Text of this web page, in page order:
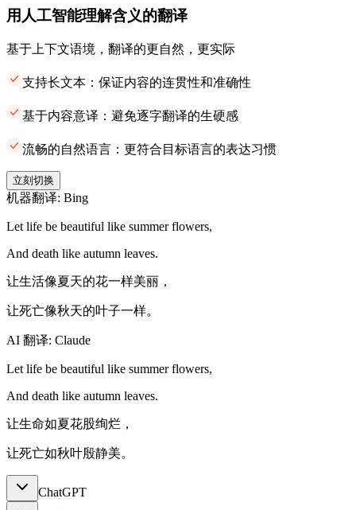
用人工智能理解含义的翻译
基于上下文语境，翻译的更自然，更实际
支持长文本：保证内容的连贯性和准确性
基于内容意译：避免逐字翻译的生硬感
流畅的自然语言：更符合目标语言的表达习惯
立刻切换
机器翻译: Bing
Let life be beautiful like summer flowers,
And death like autumn leaves.
让生活像夏天的花一样美丽，
让死亡像秋天的叶子一样。
AI 翻译: Claude
Let life be beautiful like summer flowers,
And death like autumn leaves.
让生命如夏花股绚烂，
让死亡如秋叶殷静美。
ChatGPT